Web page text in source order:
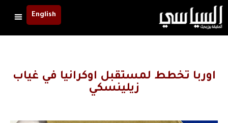
English
اوربا تخطط لمستقبل اوكرانيا في غياب
زيلينسكي